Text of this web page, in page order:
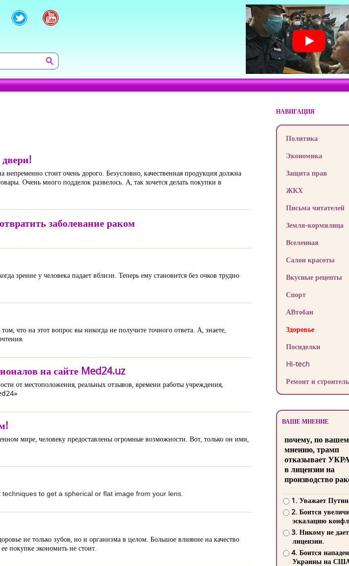
стоит очень дорого. Безусловно, качественная продукция должна
Очень много подделок развелось. А, так хочется делать покупки в
заболевание раком
зрение у человека падает вблизи. Теперь ему становится без очков трудно
что на этот вопрос вы никогда не получите точного ответа. А, знаете,
на сайте Med24.uz
от местоположения, реальных отзывов, времени работы учреждения,
мире, человеку предоставлены огромные возможности. Вот, только он ими,
to get a spherical or flat image from your lens.
не только зубов, но и организма в целом. Большое влияние на качество
покупке экономить не стоит.
НАВИГАЦИЯ
Политика
Экономика
Защита прав
ЖКХ
Письма читателей
Земля-кормилица
Вселенная
Салон красоты
Вкусные рецепты
Спорт
АВтобан
Здоровье
Посиделки
Hi-tech
Ремонт и
ВАШЕ МНЕНИЕ
почему, по
мнению, трамп
отказывает
в лицензии на
производство
1. Уважает
2. Боится
эскалацию
3. Никому не
лицензии.
4. Боится
Украины на